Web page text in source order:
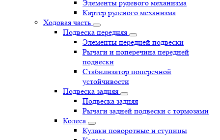
Элементы рулевого механизма
Картер рулевого механизма
Ходовая часть
Подвеска передняя
Элементы передней подвески
Рычаги и поперечина передней
подвески
Стабилизатор поперечной
устойчивости
Подвеска задняя
Подвеска задняя
Рычаги задней подвески с тормозами
Колеса
Кулаки поворотные и ступицы